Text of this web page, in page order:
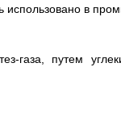
использовано в
газа, путем